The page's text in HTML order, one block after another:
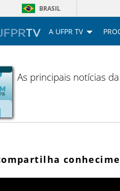
BRASIL
A UFPR TV
As principais notícias